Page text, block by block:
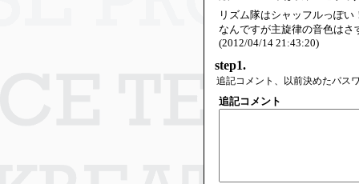
リズム隊はシャッフルっぽい
なんですが主旋律の音色は
(2012/04/14 21:43:20)
step1.
追記コメント、以前決めたパス
追記コメント